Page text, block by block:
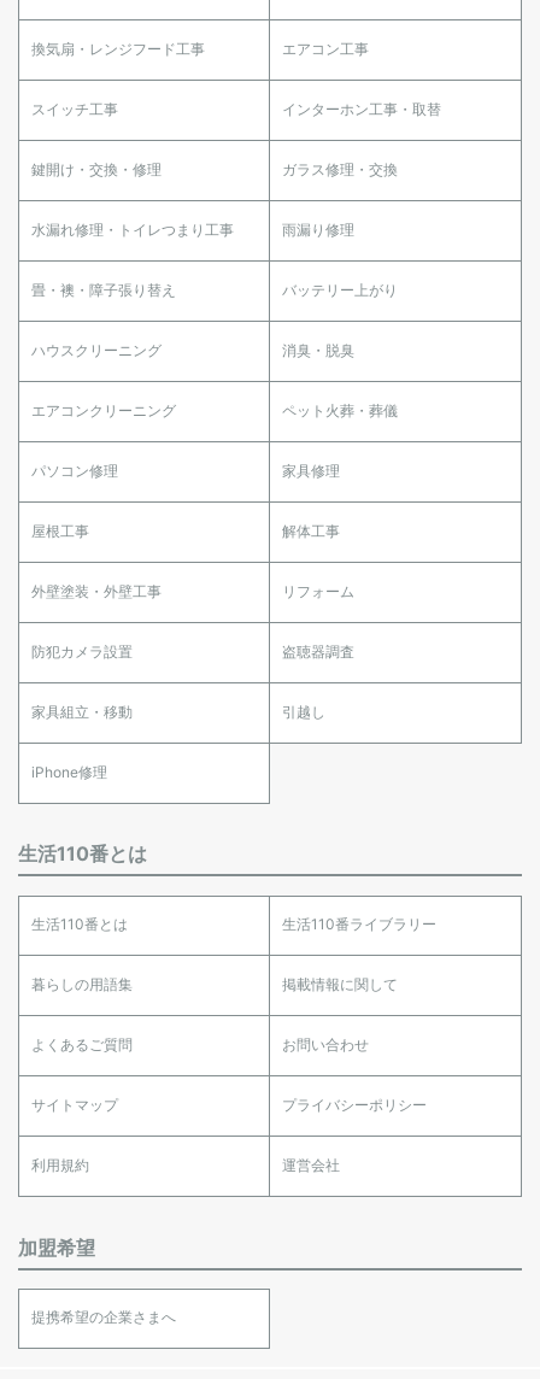
換気扇・レンジフード工事 エアコン工事
スイッチ工事 インターホン工事・取替
鍵開け・交換・修理 ガラス修理・交換
水漏れ修理・トイレつまり工事 雨漏り修理
畳・襖・障子張り替え バッテリー上がり
ハウスクリーニング 消臭・脱臭
エアコンクリーニング ペット火葬・葬儀
パソコン修理 家具修理
屋根工事 解体工事
外壁塗装・外壁工事 リフォーム
防犯カメラ設置 盗聴器調査
家具組立・移動 引越し
iPhone修理
生活110番とは
生活110番とは 生活110番ライブラリー
暮らしの用語集 掲載情報に関して
よくあるご質問 お問い合わせ
サイトマップ プライバシーポリシー
利用規約 運営会社
加盟希望
提携希望の企業さまへ